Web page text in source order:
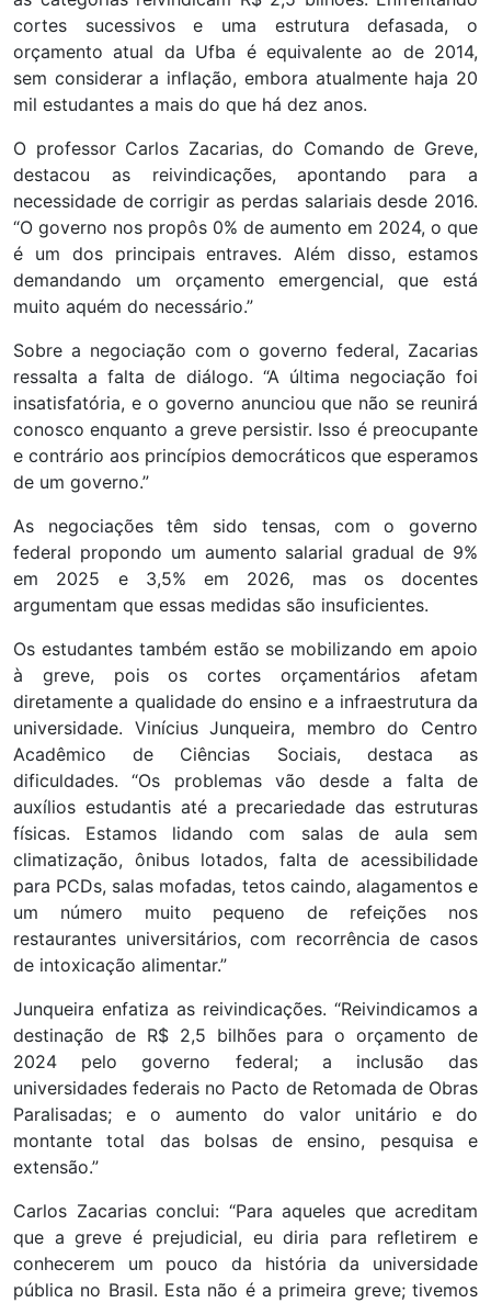
cortes sucessivos e uma estrutura defasada, o
orçamento atual da Ufba é equivalente ao de 2014,
sem considerar a inflação, embora atualmente haja 20
mil estudantes a mais do que há dez anos.
O professor Carlos Zacarias, do Comando de Greve,
destacou as reivindicações, apontando para a
necessidade de corrigir as perdas salariais desde 2016.
“O governo nos propôs 0% de aumento em 2024, o que
é um dos principais entraves. Além disso, estamos
demandando um orçamento emergencial, que está
muito aquém do necessário.”
Sobre a negociação com o governo federal, Zacarias
ressalta a falta de diálogo. “A última negociação foi
insatisfatória, e o governo anunciou que não se reunirá
conosco enquanto a greve persistir. Isso é preocupante
e contrário aos princípios democráticos que esperamos
de um governo.”
As negociações têm sido tensas, com o governo
federal propondo um aumento salarial gradual de 9%
em 2025 e 3,5% em 2026, mas os docentes
argumentam que essas medidas são insuficientes.
Os estudantes também estão se mobilizando em apoio
à greve, pois os cortes orçamentários afetam
diretamente a qualidade do ensino e a infraestrutura da
universidade. Vinícius Junqueira, membro do Centro
Acadêmico de Ciências Sociais, destaca as
dificuldades. “Os problemas vão desde a falta de
auxílios estudantis até a precariedade das estruturas
físicas. Estamos lidando com salas de aula sem
climatização, ônibus lotados, falta de acessibilidade
para PCDs, salas mofadas, tetos caindo, alagamentos e
um número muito pequeno de refeições nos
restaurantes universitários, com recorrência de casos
de intoxicação alimentar.”
Junqueira enfatiza as reivindicações. “Reivindicamos a
destinação de R$ 2,5 bilhões para o orçamento de
2024 pelo governo federal; a inclusão das
universidades federais no Pacto de Retomada de Obras
Paralisadas; e o aumento do valor unitário e do
montante total das bolsas de ensino, pesquisa e
extensão.”
Carlos Zacarias conclui: “Para aqueles que acreditam
que a greve é prejudicial, eu diria para refletirem e
conhecerem um pouco da história da universidade
pública no Brasil. Esta não é a primeira greve; tivemos